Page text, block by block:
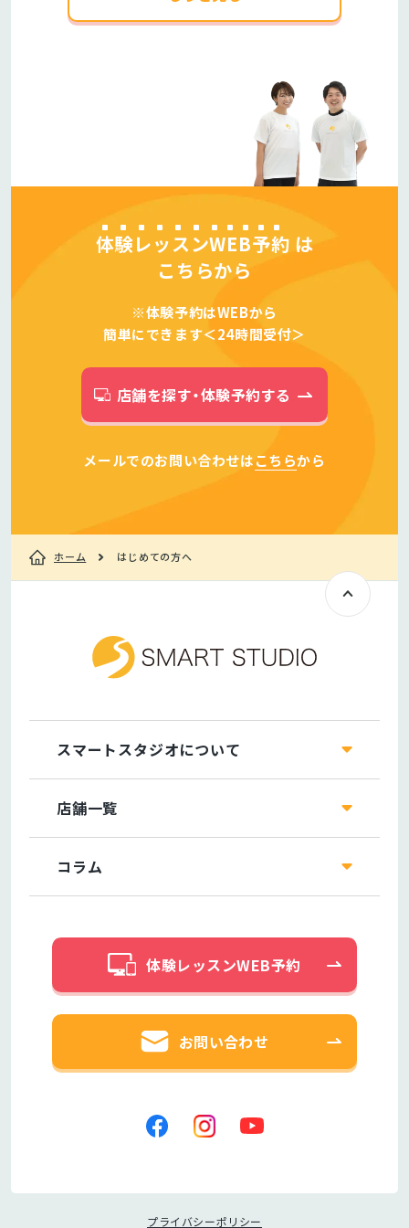
体験レッスンWEB予約 は
こちらから
※体験予約はWEBから
簡単にできます＜24時間受付＞
店舗を探す・体験予約する
メールでのお問い合わせはこちらから
ホーム はじめての方へ
スマートスタジオについて
店舗一覧
コラム
体験レッスンWEB予約
お問い合わせ
プライバシーポリシー